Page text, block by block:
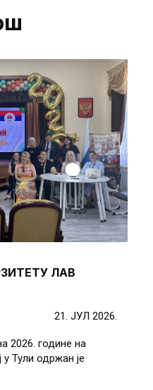
ЛАВ
21. ЈУЛ 2026.
2026. године на
у Тули одржан је